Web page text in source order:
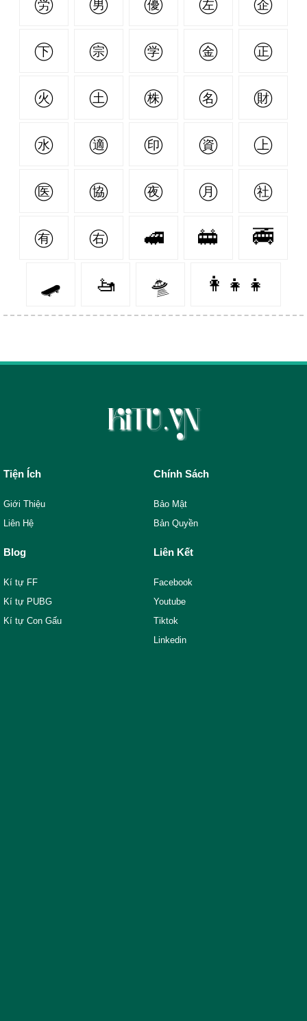
㊦ ㊪ ㊫ ㊎ ㊣
㊋ ㊏ ㊑ ㊔ ㊖
㊌ ㊜ ㊞ ㊮ ㊤
㊩ ㊯ ㊰ ㊊ ㊓
㊒ ㊨ 🚅 🚋 🚎
🛹 🚤 🛸 👩‍👧‍👧
Tiện Ích
Giới Thiệu
Liên Hệ
Chính Sách
Bảo Mật
Bản Quyền
Blog
Kí tự FF
Kí tự PUBG
Kí tự Con Gấu
Liên Kết
Facebook
Youtube
Tiktok
Linkedin